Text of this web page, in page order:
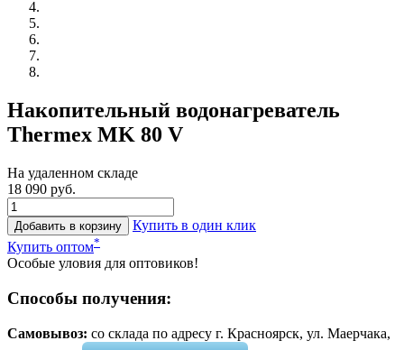
Накопительный водонагреватель
Thermex MK 80 V
На удаленном складе
18 090 руб.
Добавить в корзину
Купить в один клик
Купить оптом*
Особые уловия для оптовиков!
Способы получения:
Самовывоз: cо склада по адресу г. Красноярск, ул. Маерчака,